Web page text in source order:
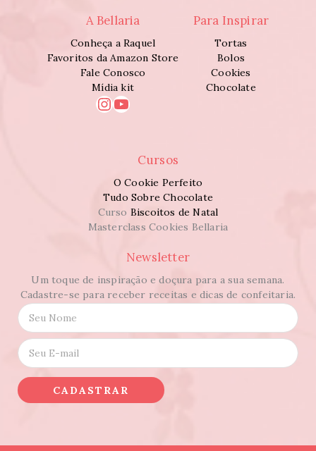
A Bellaria
Conheça a Raquel
Favoritos da Amazon Store
Fale Conosco
Mídia kit
Instagram
Youtube
Para Inspirar
Tortas
Bolos
Cookies
Chocolate
Cursos
O Cookie Perfeito
Tudo Sobre Chocolate
Curso Biscoitos de Natal
Masterclass Cookies Bellaria
Newsletter
Um toque de inspiração e doçura para a sua semana.
Cadastre-se para receber receitas e dicas de confeitaria.
N
o
m
e
*
E
-
m
a
i
CADASTRAR